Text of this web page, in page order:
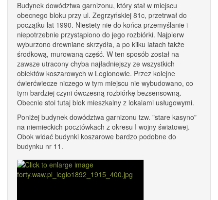
Budynek dowództwa garnizonu, który stał w miejscu
obecnego bloku przy ul. Zegrzyńskiej 81c, przetrwał do
początku lat 1990. Niestety nie do końca przemyślanie i
niepotrzebnie przystąpiono do jego rozbiórki. Najpierw
wyburzono drewniane skrzydła, a po kilku latach także
środkową, murowaną część. W ten sposób został na
zawsze utracony chyba najładniejszy ze wszystkich
obiektów koszarowych w Legionowie. Przez kolejne
ćwierćwiecze niczego w tym miejscu nie wybudowano, co
tym bardziej czyni ówczesną rozbiórkę bezsensowną.
Obecnie stoi tutaj blok mieszkalny z lokalami usługowymi.
Poniżej budynek dowództwa garnizonu tzw. "stare kasyno"
na niemieckich pocztówkach z okresu I wojny światowej.
Obok widać budynki koszarowe bardzo podobne do
budynku nr 11.